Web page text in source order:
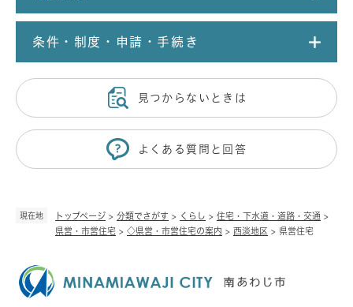
現在地 トップページ > 分類でさがす > くらし > 住宅・下水道・道路・交通 >
県営・市営住宅 > ◇県営・市営住宅の案内 > 西淡地区 > 県営住宅
条件・制度・申請・手続き
見つからないときは
よくある質問と回答